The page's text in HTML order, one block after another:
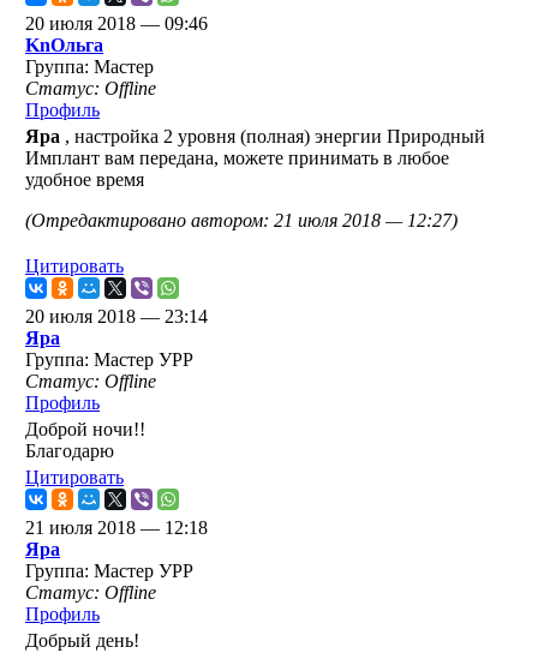
20 июля 2018 — 09:46
KnОльга
Группа: Мастер
Статус: Offline
Профиль
Яра , настройка 2 уровня (полная) энергии Природный
Имплант вам передана, можете принимать в любое
удобное время
(Отредактировано автором: 21 июля 2018 — 12:27)
Цитировать
20 июля 2018 — 23:14
Яра
Группа: Мастер УРР
Статус: Offline
Профиль
Доброй ночи!!
Благодарю
Цитировать
21 июля 2018 — 12:18
Яра
Группа: Мастер УРР
Статус: Offline
Профиль
Добрый день!